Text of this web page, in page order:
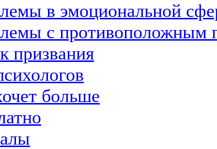
в эмоциональной
с противоположным
призвания
больше